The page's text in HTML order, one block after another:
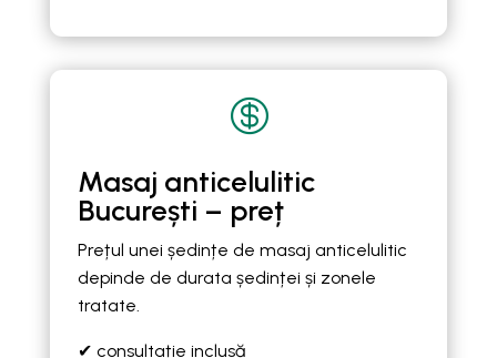

Masaj anticelulitic
București – preț
Prețul unei ședințe de masaj anticelulitic
depinde de durata ședinței și zonele
tratate.
✔ consultație inclusă